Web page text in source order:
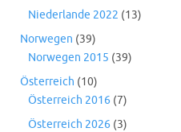
Niederlande 2022 (13)
Norwegen (39)
Norwegen 2015 (39)
Österreich (10)
Österreich 2016 (7)
Österreich 2026 (3)